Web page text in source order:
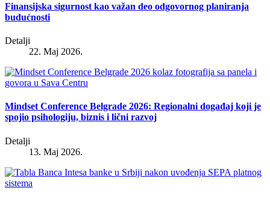
Finansijska sigurnost kao važan deo odgovornog planiranja
budućnosti
Detalji
22. Maj 2026.
Mindset Conference Belgrade 2026: Regionalni događaj koji je
spojio psihologiju, biznis i lični razvoj
Detalji
13. Maj 2026.